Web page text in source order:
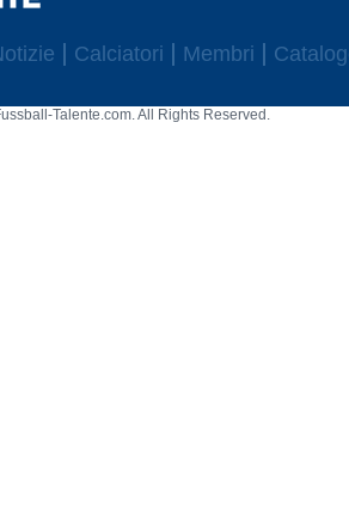
Calciatori Membri
Talente.com. All Rights Reserved.